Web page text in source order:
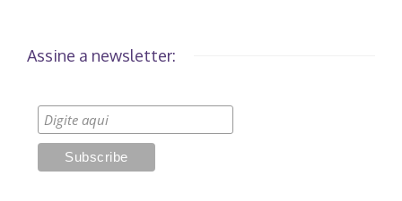
Assine a newsletter: